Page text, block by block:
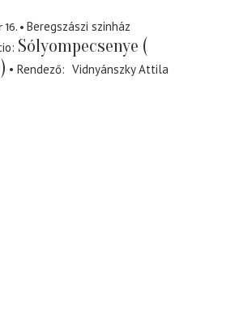
Beregszászi szinház
Sólyompecsenye (
Rendező
Vidnyánszky Attila